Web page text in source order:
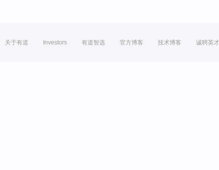
关于有道 Investors 有道智选 官方博客 技术博客 诚聘英才